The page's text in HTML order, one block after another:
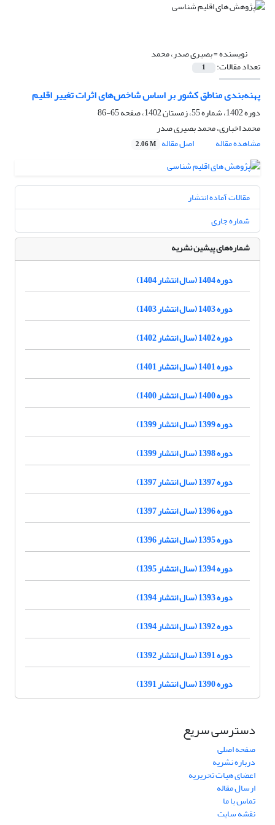
نویسنده =بصیری صدر، محمد
تعداد مقالات: 1
پهنه‌بندی مناطق کشور بر اساس شاخص‌های اثرات تغییر اقلیم
دوره 1402، شماره 55، زمستان 1402، صفحه
65-86
محمد اخباری، محمد بصیری صدر
مشاهده مقاله
اصل مقاله 2.06 M
مقالات آماده انتشار
شماره جاری
شماره‌های پیشین نشریه
دوره 1404 (سال انتشار 1404)
دوره 1403 (سال انتشار 1403)
دوره 1402 (سال انتشار 1402)
دوره 1401 (سال انتشار 1401)
دوره 1400 (سال انتشار 1400)
دوره 1399 (سال انتشار 1399)
دوره 1398 (سال انتشار 1399)
دوره 1397 (سال انتشار 1397)
دوره 1396 (سال انتشار 1397)
دوره 1395 (سال انتشار 1396)
دوره 1394 (سال انتشار 1395)
دوره 1393 (سال انتشار 1394)
دوره 1392 (سال انتشار 1394)
دوره 1391 (سال انتشار 1392)
دوره 1390 (سال انتشار 1391)
دسترسی سریع
صفحه اصلی
درباره نشریه
اعضای هیات تحریریه
ارسال مقاله
تماس با ما
نقشه سایت